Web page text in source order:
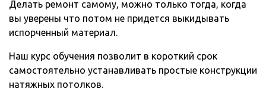
Делать ремонт самому, можно только тогда, когда
вы уверены что потом не придется выкидывать
испорченный материал.
Наш курс обучения позволит в короткий срок
самостоятельно устанавливать простые конструкции
натяжных потолков.